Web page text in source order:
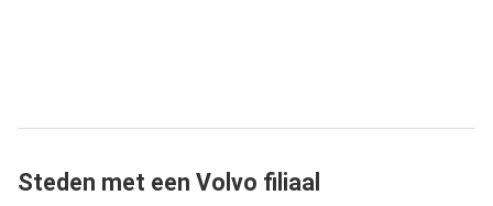
Steden met een Volvo filiaal